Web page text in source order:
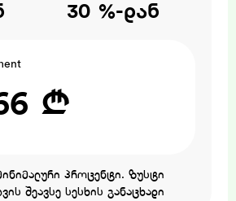
30 %-დან
₾
პროცენტი. ზუსტი
შეავსე სესხის განაცხადი